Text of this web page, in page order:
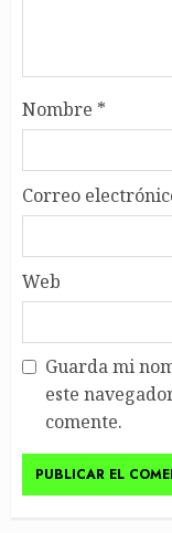
Nombre *
Correo
Web
Guarda mi
este
comente.